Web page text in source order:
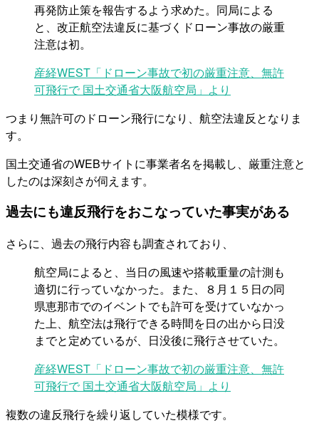
再発防止策を報告するよう求めた。同局による
と、改正航空法違反に基づくドローン事故の厳重
注意は初。
産経WEST「ドローン事故で初の厳重注意、無許
可飛行で 国土交通省大阪航空局」より
つまり無許可のドローン飛行になり、航空法違反となりま
す。
国土交通省のWEBサイトに事業者名を掲載し、厳重注意と
したのは深刻さが伺えます。
過去にも違反飛行をおこなっていた事実がある
さらに、過去の飛行内容も調査されており、
航空局によると、当日の風速や搭載重量の計測も
適切に行っていなかった。また、８月１５日の同
県恵那市でのイベントでも許可を受けていなかっ
た上、航空法は飛行できる時間を日の出から日没
までと定めているが、日没後に飛行させていた。
産経WEST「ドローン事故で初の厳重注意、無許
可飛行で 国土交通省大阪航空局」より
複数の違反飛行を繰り返していた模様です。